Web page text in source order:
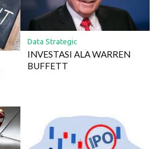
Data Strategic
INVESTASI ALA WARREN
BUFFETT